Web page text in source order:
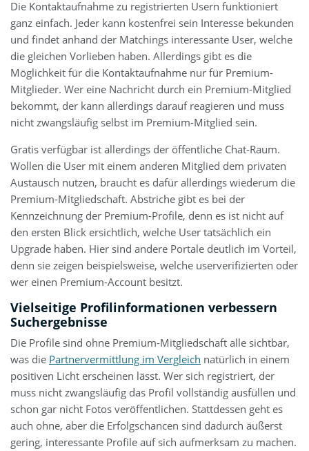
Die Kontaktaufnahme zu registrierten Usern funktioniert
ganz einfach. Jeder kann kostenfrei sein Interesse bekunden
und findet anhand der Matchings interessante User, welche
die gleichen Vorlieben haben. Allerdings gibt es die
Möglichkeit für die Kontaktaufnahme nur für Premium-
Mitglieder. Wer eine Nachricht durch ein Premium-Mitglied
bekommt, der kann allerdings darauf reagieren und muss
nicht zwangsläufig selbst im Premium-Mitglied sein.
Gratis verfügbar ist allerdings der öffentliche Chat-Raum.
Wollen die User mit einem anderen Mitglied dem privaten
Austausch nutzen, braucht es dafür allerdings wiederum die
Premium-Mitgliedschaft. Abstriche gibt es bei der
Kennzeichnung der Premium-Profile, denn es ist nicht auf
den ersten Blick ersichtlich, welche User tatsächlich ein
Upgrade haben. Hier sind andere Portale deutlich im Vorteil,
denn sie zeigen beispielsweise, welche userverifizierten oder
wer einen Premium-Account besitzt.
Vielseitige Profilinformationen verbessern
Suchergebnisse
Die Profile sind ohne Premium-Mitgliedschaft alle sichtbar,
was die Partnervermittlung im Vergleich natürlich in einem
positiven Licht erscheinen lässt. Wer sich registriert, der
muss nicht zwangsläufig das Profil vollständig ausfüllen und
schon gar nicht Fotos veröffentlichen. Stattdessen geht es
auch ohne, aber die Erfolgschancen sind dadurch äußerst
gering, interessante Profile auf sich aufmerksam zu machen.